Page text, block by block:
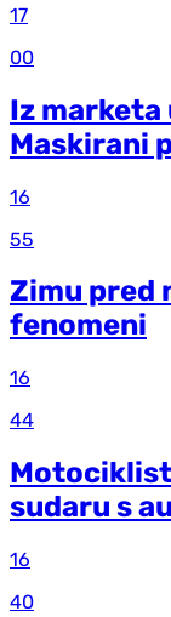
17
00
Iz
Maskirani
16
55
Zimu pred
fenomeni
16
44
sudaru s
16
40